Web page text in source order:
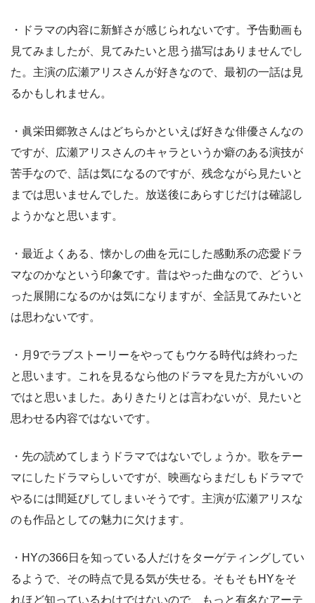
・ドラマの内容に新鮮さが感じられないです。予告動画も
見てみましたが、見てみたいと思う描写はありませんでし
た。主演の広瀬アリスさんが好きなので、最初の一話は見
るかもしれません。
・眞栄田郷敦さんはどちらかといえば好きな俳優さんなの
ですが、広瀬アリスさんのキャラというか癖のある演技が
苦手なので、話は気になるのですが、残念ながら見たいと
までは思いませんでした。放送後にあらすじだけは確認し
ようかなと思います。
・最近よくある、懐かしの曲を元にした感動系の恋愛ドラ
マなのかなという印象です。昔はやった曲なので、どうい
った展開になるのかは気になりますが、全話見てみたいと
は思わないです。
・月9でラブストーリーをやってもウケる時代は終わった
と思います。これを見るなら他のドラマを見た方がいいの
ではと思いました。ありきたりとは言わないが、見たいと
思わせる内容ではないです。
・先の読めてしまうドラマではないでしょうか。歌をテー
マにしたドラマらしいですが、映画ならまだしもドラマで
やるには間延びしてしまいそうです。主演が広瀬アリスな
のも作品としての魅力に欠けます。
・HYの366日を知っている人だけをターゲティングしてい
るようで、その時点で見る気が失せる。そもそもHYをそ
れほど知っているわけではないので、もっと有名なアーテ